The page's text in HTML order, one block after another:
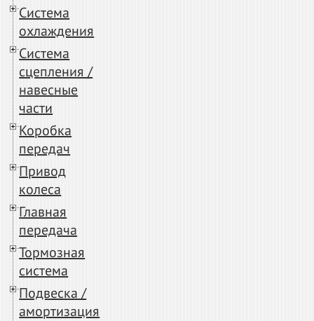
Система
охлаждения
Система
сцепления /
навесные
части
Коробка
передач
Привод
колеса
Главная
передача
Тормозная
система
Подвеска /
амортизация